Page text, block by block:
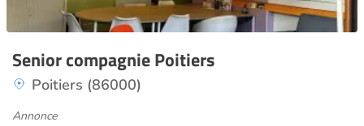
Senior compagnie Poitiers
Poitiers (86000)
Annonce